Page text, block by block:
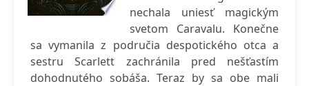
nechala uniesť magickým
svetom Caravalu. Konečne
sa vymanila z područia despotického otca a
sestru Scarlett zachránila pred nešťastím
dohodnutého sobáša. Teraz by sa obe mali